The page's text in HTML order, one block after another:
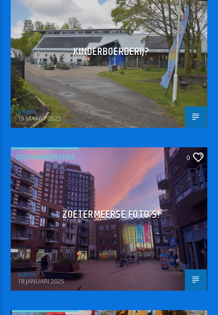
KINDERBOERDERIJ?
admin
15 MAART 2025
ZOETRMEERACTIEF 0
ZOETERMEERSE FOTO’S!
admin
18 JANUARI 2025